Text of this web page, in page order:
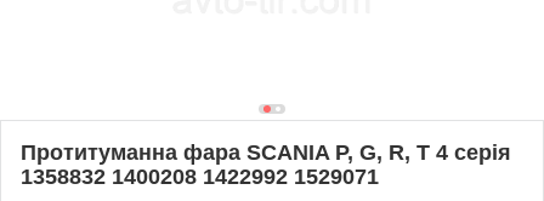
Протитуманна фара SCANIA P, G, R, T 4 серія
1358832 1400208 1422992 1529071